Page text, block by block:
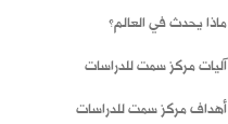
ماذا يحدث في العالم؟
آليات مركز سمت للدراسات
أهداف مركز سمت للدراسات